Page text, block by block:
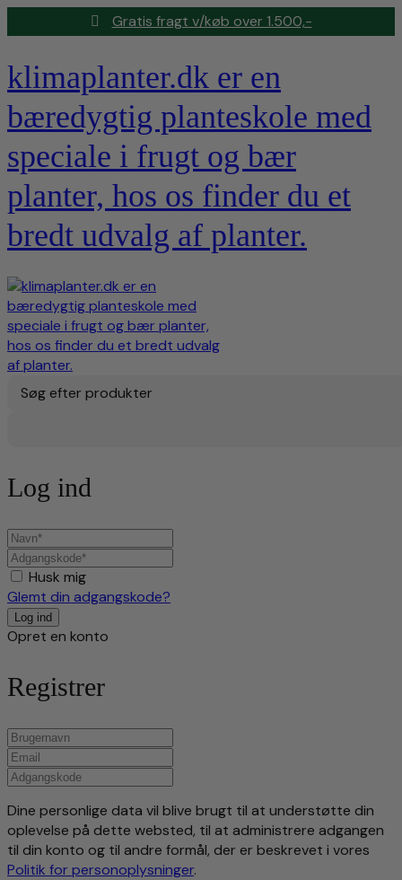
Gratis fragt v/køb over 1.500,-
klimaplanter.dk er en
bæredygtig planteskole med
speciale i frugt og bær
planter, hos os finder du et
bredt udvalg af planter.
Søg efter produkter
Log ind
Husk mig
Glemt din adgangskode?
Opret en konto
Registrer
Dine personlige data vil blive brugt til at understøtte din
oplevelse på dette websted, til at administrere adgangen
til din konto og til andre formål, der er beskrevet i vores
Politik for personoplysninger.